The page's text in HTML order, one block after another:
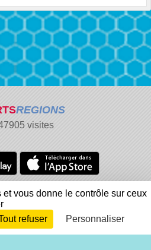
REGIONS
visites
Gestion des cookies
un contenu inapproprié
Connexion
vous donne le contrôle sur ceux
refuser Personnaliser